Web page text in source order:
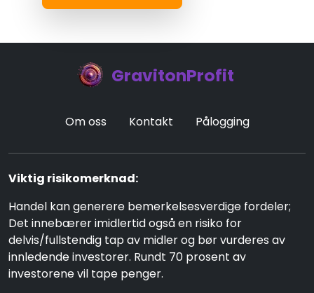
GravitonProfit
Om oss Kontakt Pålogging
Viktig risikomerknad:
Handel kan generere bemerkelsesverdige fordeler;
Det innebærer imidlertid også en risiko for
delvis/fullstendig tap av midler og bør vurderes av
innledende investorer. Rundt 70 prosent av
investorene vil tape penger.